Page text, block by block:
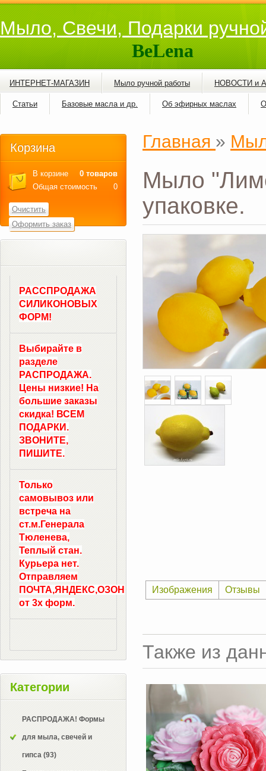
Мыло, Свечи, Подарки
BeLena
ИНТЕРНЕТ-МАГАЗИН Мыло ручной работы НОВОСТИ и
Статьи Базовые масла и др. Об эфирных маслах
Главная »
Мыло
упаковке.
Изображения Отзывы
Также из
Корзина
В корзине
0 товаров
Общая стоимость
0
Очистить
Оформить заказ
РАССПРОДАЖА
СИЛИКОНОВЫХ
ФОРМ!
Выбирайте в
разделе
РАСПРОДАЖА.
Цены низкие! На
большие заказы
скидка! ВСЕМ
ПОДАРКИ.
ЗВОНИТЕ,
ПИШИТЕ.
Только
самовывоз или
встреча на
ст.м.Генерала
Тюленева,
Теплый стан.
Курьера нет.
Отправляем
ПОЧТА,ЯНДЕКС,ОЗОН
от 3х форм.
Категории
РАСПРОДАЖА! Формы
для мыла, свечей и
гипса (93)